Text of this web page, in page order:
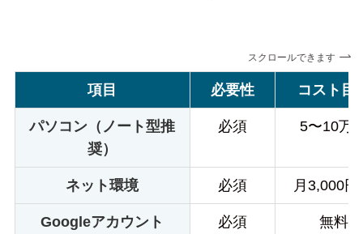
スクロールできます
項目 必要性 コスト目
パソコン（ノート型推
奨）
必須 5〜10万
ネット環境 必須 月3,000円
Googleアカウント 必須 無料